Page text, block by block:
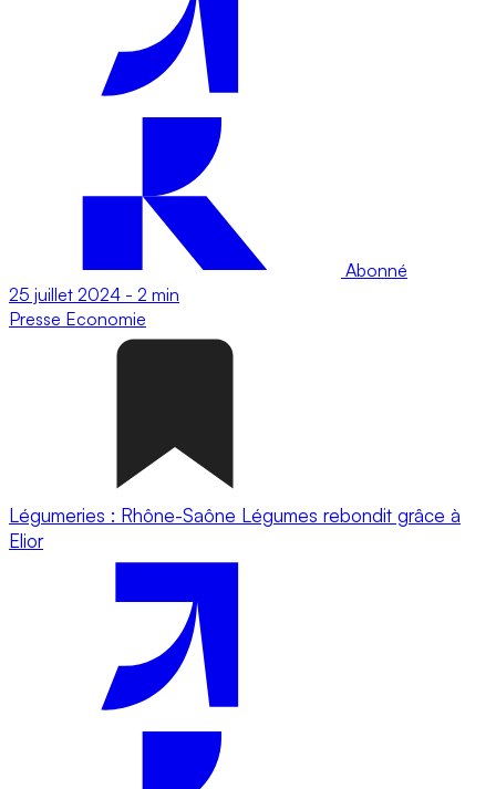
Abonné
25 juillet 2024 - 2 min
Presse Economie
Légumeries : Rhône-Saône Légumes rebondit grâce à
Elior